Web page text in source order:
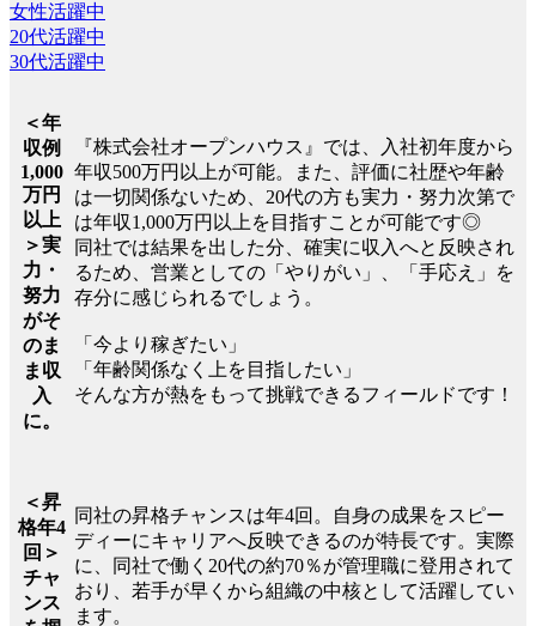
女性活躍中
20代活躍中
30代活躍中
＜年
収例
1,000
万円
以上
＞実
力・
努力
がそ
のま
ま収
入
に。
『株式会社オープンハウス』では、入社初年度から
年収500万円以上が可能。また、評価に社歴や年齢
は一切関係ないため、20代の方も実力・努力次第で
は年収1,000万円以上を目指すことが可能です◎
同社では結果を出した分、確実に収入へと反映され
るため、営業としての「やりがい」、「手応え」を
存分に感じられるでしょう。
「今より稼ぎたい」
「年齢関係なく上を目指したい」
そんな方が熱をもって挑戦できるフィールドです！
＜昇
格年4
回＞
チャ
ンス
同社の昇格チャンスは年4回。自身の成果をスピー
ディーにキャリアへ反映できるのが特長です。実際
に、同社で働く20代の約70％が管理職に登用されて
おり、若手が早くから組織の中核として活躍してい
ます。